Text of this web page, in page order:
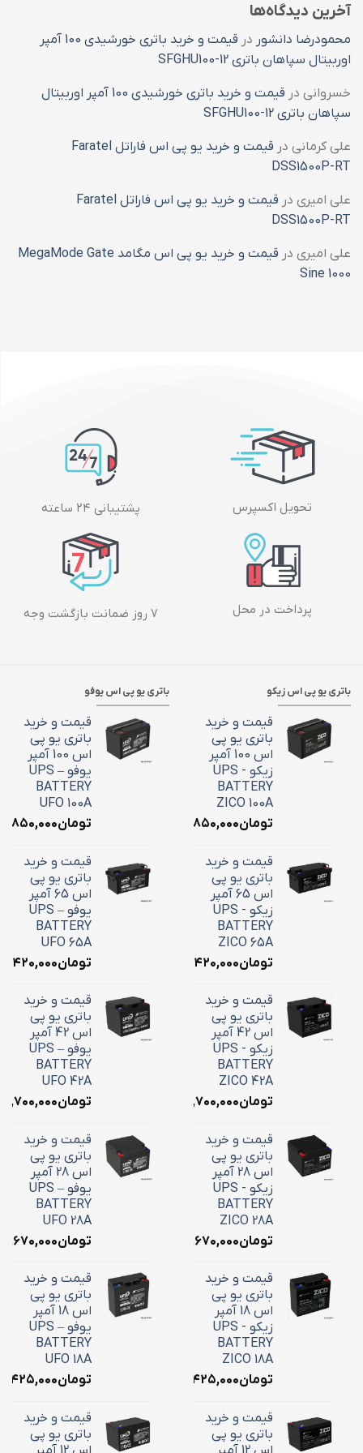
آخرین دیدگاه‌ها
محمودرضا دانشور در
قیمت و خرید باتری خورشیدی 100 آمپر
اوربیتال سپاهان باتری SFGHU100-12
خسروانی در
قیمت و خرید باتری خورشیدی 100 آمپر اوربیتال
سپاهان باتری SFGHU100-12
علی کرمانی در
قیمت و خرید یو پی اس فاراتل Faratel
DSS1500P-RT
علی امیری در
قیمت و خرید یو پی اس فاراتل Faratel
DSS1500P-RT
علی امیری در
قیمت و خرید یو پی اس مگامد MegaMode Gate
Sine 1000
تحویل اکسپرس پشتیبانی ۲۴ ساعته
پرداخت در محل ۷ روز ضمانت بازگشت وجه
باتری یو پی اس زیکو
قیمت و خرید
باتری یو پی
اس 100 آمپر
زیکو - UPS
BATTERY
ZICO 100A
تومان۳۶,۸۵۰,۰۰۰
قیمت و خرید
باتری یو پی
اس 65 آمپر
زیکو - UPS
BATTERY
ZICO 65A
تومان۲۴,۴۲۰,۰۰۰
قیمت و خرید
باتری یو پی
اس 42 آمپر
زیکو - UPS
BATTERY
ZICO 42A
تومان۱۸,۷۰۰,۰۰۰
قیمت و خرید
باتری یو پی
اس 28 آمپر
زیکو - UPS
BATTERY
ZICO 28A
تومان۱۰,۶۷۰,۰۰۰
قیمت و خرید
باتری یو پی
اس 18 آمپر
زیکو - UPS
BATTERY
ZICO 18A
تومان۷,۴۲۵,۰۰۰
قیمت و خرید
باتری یو پی
باتری یو پی اس یوفو
قیمت و خرید
باتری یو پی
اس 100 آمپر
یوفو – UPS
BATTERY
UFO 100A
تومان
قیمت و خرید
باتری یو پی
اس 65 آمپر
یوفو – UPS
BATTERY
UFO 65A
تومان
قیمت و خرید
باتری یو پی
اس 42 آمپر
یوفو – UPS
BATTERY
UFO 42A
تومان
قیمت و خرید
باتری یو پی
اس 28 آمپر
یوفو – UPS
BATTERY
UFO 28A
تومان۱۰,۶۷۰,۰۰۰
قیمت و خرید
باتری یو پی
اس 18 آمپر
یوفو – UPS
BATTERY
UFO 18A
تومان
قیمت و خرید
باتری یو پی